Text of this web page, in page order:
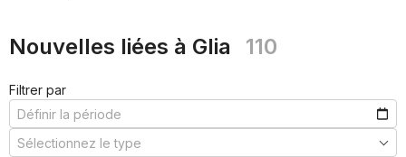
Nouvelles liées à Glia 110
Filtrer par